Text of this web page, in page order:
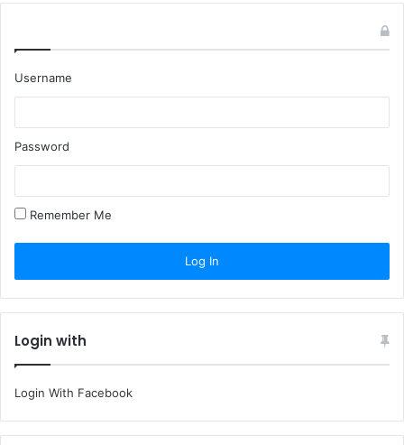
Username
Password
Remember Me
Login with
Login With Facebook